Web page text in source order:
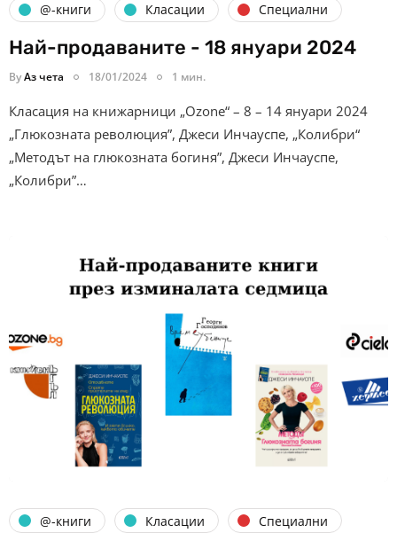
@-книги Класации Специални
Най-продаваните - 18 януари 2024
ByАз чета 18/01/2024 1 мин.
Класация на книжарници „Ozone“ – 8 – 14 януари 2024
„Глюкозната революция”, Джеси Инчауспе, „Колибри“
„Методът на глюкозната богиня”, Джеси Инчауспе,
„Колибри”…
@-книги Класации Специални